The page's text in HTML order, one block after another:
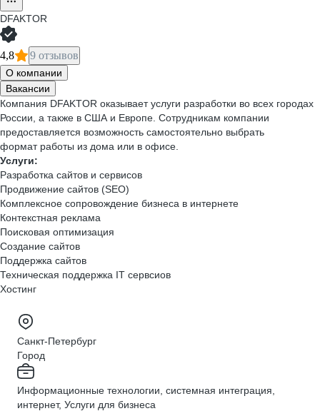
DFAKTOR
4,8 9 отзывов
О компании
Вакансии
Компания DFAKTOR оказывает услуги разработки во всех городах
России, а также в США и Европе. Сотрудникам компании
предоставляется возможность самостоятельно выбрать
формат работы из дома или в офисе.
Услуги:
Разработка сайтов и сервисов
Продвижение сайтов (SEO)
Комплексное сопровождение бизнеса в интернете
Контекстная реклама
Поисковая оптимизация
Создание сайтов
Поддержка сайтов
Техническая поддержка IT сервсиов
Хостинг
Санкт-Петербург
Город
Информационные технологии, системная интеграция,
интернет, Услуги для бизнеса